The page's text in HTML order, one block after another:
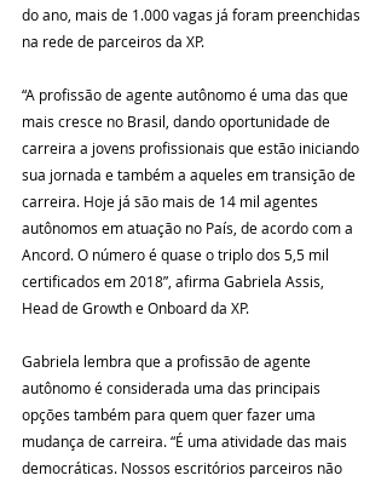
do ano, mais de 1.000 vagas já foram preenchidas
na rede de parceiros da XP.
“A profissão de agente autônomo é uma das que
mais cresce no Brasil, dando oportunidade de
carreira a jovens profissionais que estão iniciando
sua jornada e também a aqueles em transição de
carreira. Hoje já são mais de 14 mil agentes
autônomos em atuação no País, de acordo com a
Ancord. O número é quase o triplo dos 5,5 mil
certificados em 2018”, afirma Gabriela Assis,
Head de Growth e Onboard da XP.
Gabriela lembra que a profissão de agente
autônomo é considerada uma das principais
opções também para quem quer fazer uma
mudança de carreira. “É uma atividade das mais
democráticas. Nossos escritórios parceiros não